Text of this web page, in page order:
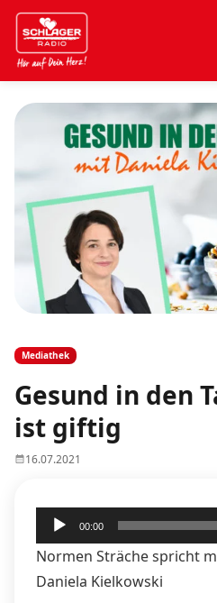
Mediathek
Gesund in den
ist giftig
16.07.2021
Audio-
Player
00:00
Normen Sträche spricht
Daniela Kielkowski